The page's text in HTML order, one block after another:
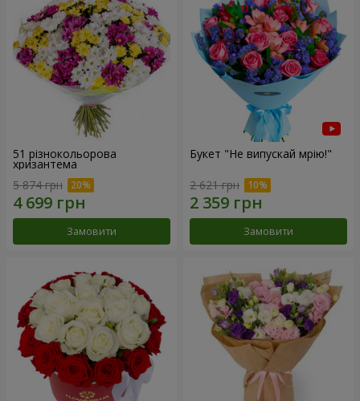
51 різнокольорова
хризантема
5 874 грн
Замовити
Букет "Не випускай мрію!"
2 621 грн
Замовити